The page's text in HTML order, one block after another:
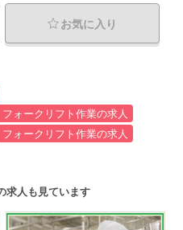
お気に入り
ォークリフト作業の求人
ォークリフト作業の求人
求人も見ています